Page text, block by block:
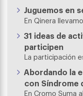
Juguemos en
En Qinera
31 ideas de
participen
La participación
Abordando la
con Síndrome
En Cromo Suma